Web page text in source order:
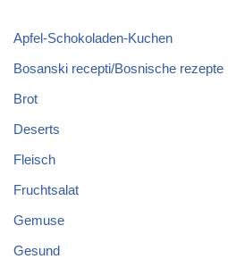
Apfel-Schokoladen-Kuchen
Bosanski recepti/Bosnische rezepte
Brot
Deserts
Fleisch
Fruchtsalat
Gemuse
Gesund